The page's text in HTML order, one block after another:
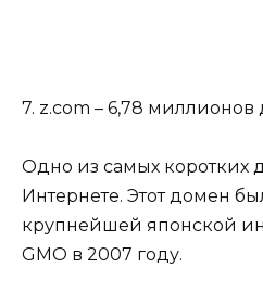
7. z.com – 6,78 миллионов
Одно из самых коротких
Интернете. Этот домен
крупнейшей японской
GMO в 2007 году.